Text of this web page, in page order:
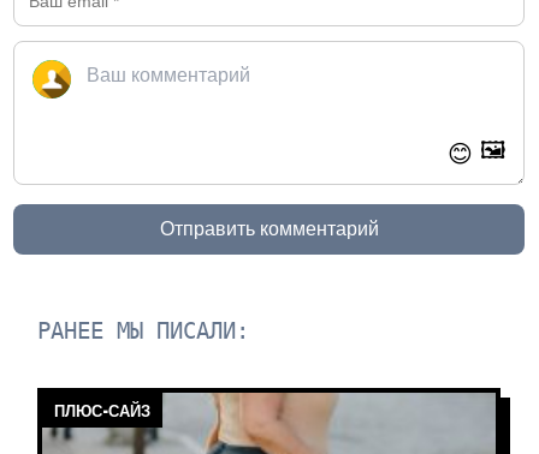
😊 🖼️
Отправить комментарий
РАНЕЕ МЫ ПИСАЛИ:
ПЛЮС-САЙЗ